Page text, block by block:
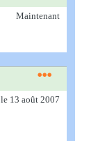
Maintenant
le 13 août 2007